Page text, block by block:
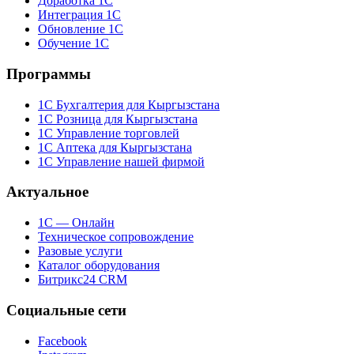
Интеграция 1С
Обновление 1С
Обучение 1С
Программы
1С Бухгалтерия для Кыргызстана
1С Розница для Кыргызстана
1С Управление торговлей
1С Аптека для Кыргызстана
1С Управление нашей фирмой
Актуальное
1С — Онлайн
Техническое сопровождение
Разовые услуги
Каталог оборудования
Битрикс24 CRM
Социальные сети
Facebook